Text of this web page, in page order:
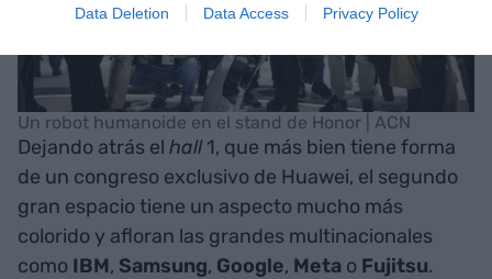
Data Deletion Data Access Privacy Policy
Un robot humanoide en el stand de Honor | ACN
Dejando atrás el hall 1, que más bien tiene forma
de un congreso exclusivo de Huawei, el segundo
gran espacio tiene un aspecto mucho más
colorido y afloran las grandes multinacionales
como IBM, Samsung, Google, Meta o Fujitsu.